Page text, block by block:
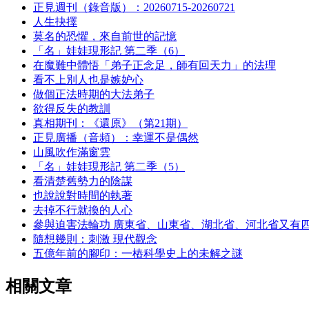
正見週刊（錄音版）：20260715-20260721
人生抉擇
莫名的恐懼，來自前世的記憶
「名」娃娃現形記 第二季（6）
在魔難中體悟「弟子正念足，師有回天力」的法理
看不上別人也是嫉妒心
做個正法時期的大法弟子
欲得反失的教訓
真相期刊：《還原》（第21期）
正見廣播（音頻）：幸運不是偶然
山風吹作滿窗雲
「名」娃娃現形記 第二季（5）
看清楚舊勢力的陰謀
也說說對時間的執著
去掉不行就換的人心
參與迫害法輪功 廣東省、山東省、湖北省、河北省又有
隨想幾則：刺激 現代觀念
五億年前的腳印：一樁科學史上的未解之謎
相關文章